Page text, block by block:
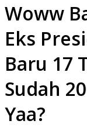
Woww
Eks
Baru 17
Sudah
Yaa?